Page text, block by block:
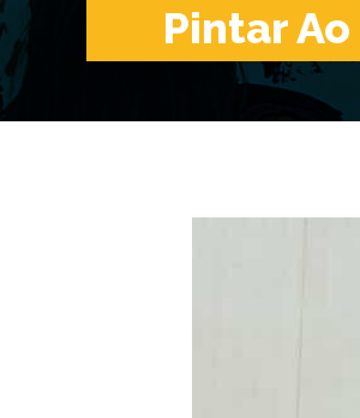
Pintar